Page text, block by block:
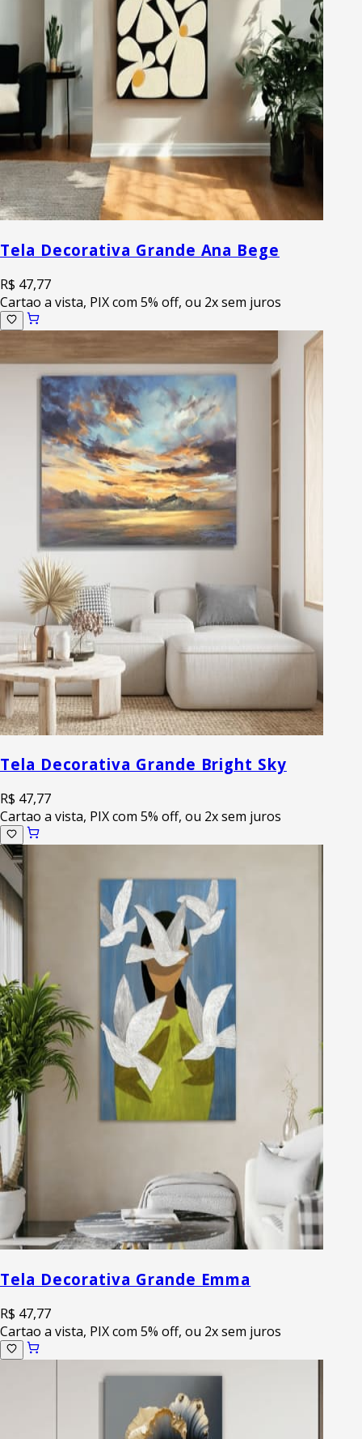
Tela Decorativa Grande Ana Bege
R$ 47,77
Cartao a vista, PIX com 5% off, ou 2x sem juros
Tela Decorativa Grande Bright Sky
R$ 47,77
Cartao a vista, PIX com 5% off, ou 2x sem juros
Tela Decorativa Grande Emma
R$ 47,77
Cartao a vista, PIX com 5% off, ou 2x sem juros